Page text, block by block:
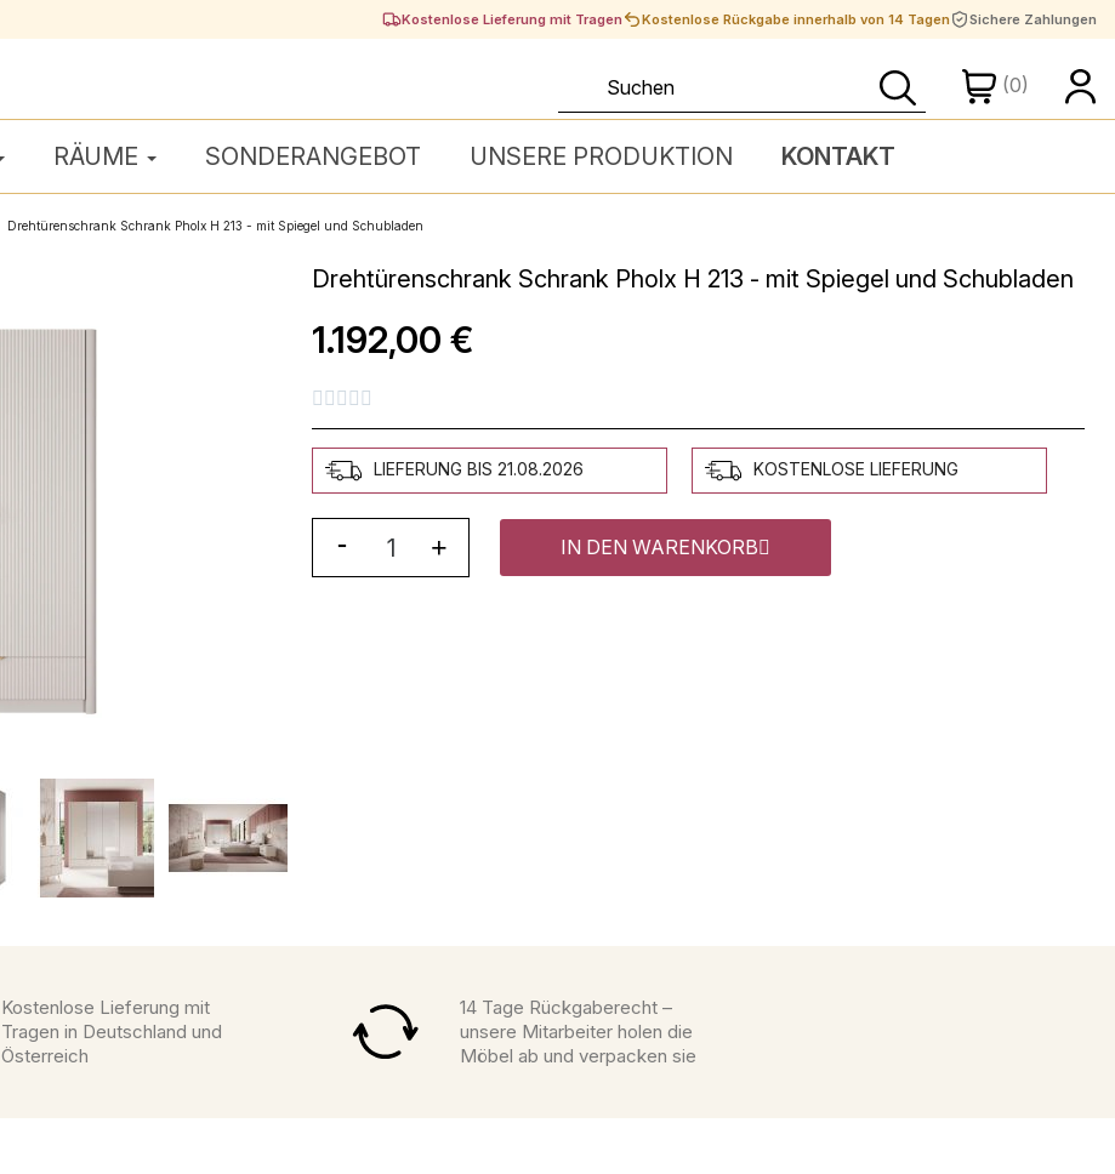
Kostenlose Lieferung mit Tragen Kostenlose Rückgabe innerhalb von 14 Tagen Sichere Zahlungen
(0)
RÄUME SONDERANGEBOT UNSERE PRODUKTION KONTAKT
Drehtürenschrank Schrank Pholx H 213 - mit Spiegel und Schubladen
Drehtürenschrank Schrank Pholx H 213 - mit Spiegel und Schubladen
1.192,00 €
    
LIEFERUNG BIS 21.08.2026 KOSTENLOSE LIEFERUNG
IN DEN WARENKORB
Kostenlose Lieferung mit
Tragen in Deutschland und
Österreich
14 Tage Rückgaberecht –
unsere Mitarbeiter holen die
Möbel ab und verpacken sie